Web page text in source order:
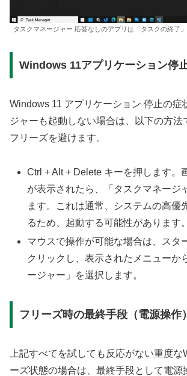
タスクマネージャー 応答なしのアプリは「タスクの終了
Windows 11アプリケーション停
Windows 11 アプリケーション 停止の症
ジャーも起動しない場合は、以下の方法
フリーズを避けます。
Ctrl + Alt + Delete キーを押します。
が表示されたら、「タスクマネージ
ます。これは通常、システムの高優
るため、起動する可能性があります。
マウスで操作が可能な場合は、スタ
クリックし、表示されたメニューか
ージャー」を選択します。
フリーズ時の最終手段（電源操作）
上記すべてを試しても反応がない重度な
ーズ状態の場合は、最終手段として電源